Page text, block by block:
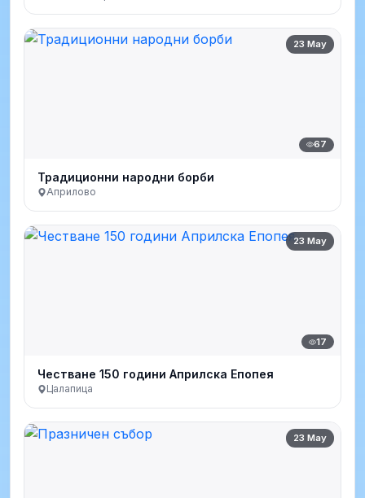
23 May
67
Традиционни народни борби
Априлово
23 May
17
Честване 150 години Априлска Епопея
Цалапица
23 May